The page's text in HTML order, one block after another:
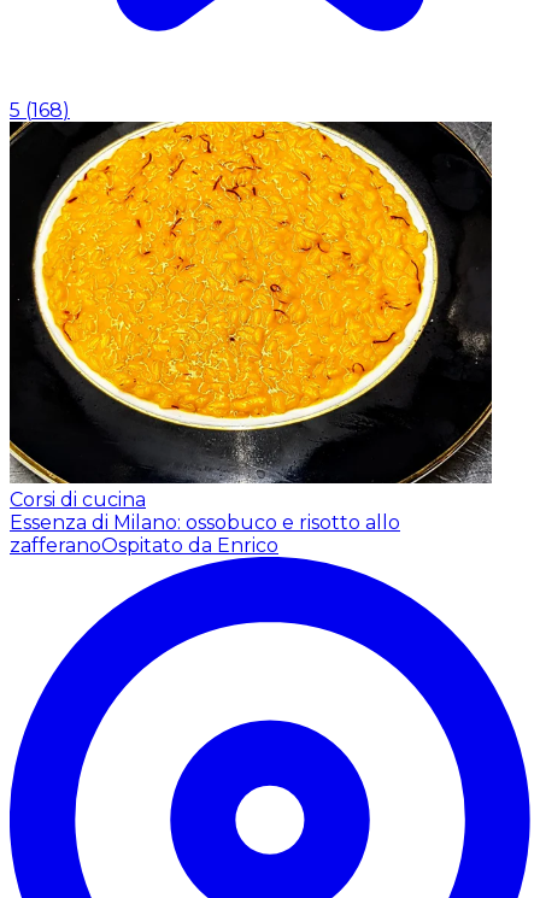
5 (168)
Corsi di cucina
Essenza di Milano: ossobuco e risotto allo
zafferanoOspitato da Enrico